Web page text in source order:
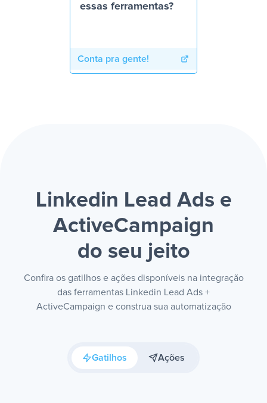
essas ferramentas?
Conta pra gente!
Linkedin Lead Ads e
ActiveCampaign
do seu jeito
Confira os gatilhos e ações disponíveis na integração
das ferramentas Linkedin Lead Ads +
ActiveCampaign e construa sua automatização
Gatilhos Ações